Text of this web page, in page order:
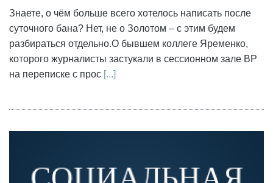
Знаете, о чём больше всего хотелось написать после
суточного бана? Нет, не о Золотом – с этим будем
разбираться отдельно.О бывшем коллеге Яременко,
которого журналисты застукали в сессионном зале ВР
на переписке с прос [...]